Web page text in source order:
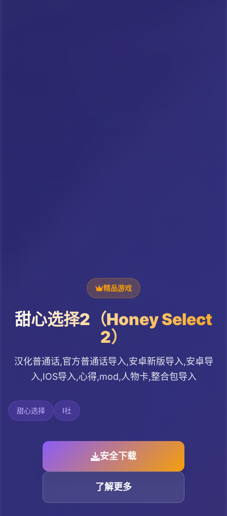
精品游戏
甜心选择2（Honey Select
2）
汉化普通话,官方普通话导入,安卓新版导入,安卓导
入,IOS导入,心得,mod,人物卡,整合包导入
甜心选择 I社
安全下载
了解更多